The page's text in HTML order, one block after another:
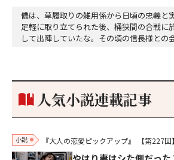
儂は、草履取りの雑用係から日頃の忠義と
足軽に取り立てられた後、桶狭間の合戦に
して出陣していたな。その頃の信長様との
り。どうして勝てたのか、未だにわかりま
人気小説連載記事
小説 『大人の恋愛ピックアップ』 【第227回】